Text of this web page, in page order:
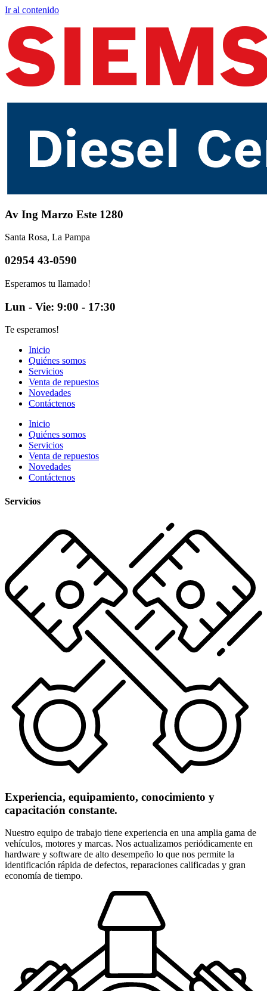
Ir al contenido
Av Ing Marzo Este 1280
Santa Rosa, La Pampa
02954 43-0590
Esperamos tu llamado!
Lun - Vie: 9:00 - 17:30
Te esperamos!
Inicio
Quiénes somos
Servicios
Venta de repuestos
Novedades
Contáctenos
Inicio
Quiénes somos
Servicios
Venta de repuestos
Novedades
Contáctenos
Servicios
Experiencia, equipamiento, conocimiento y
capacitación constante.
Nuestro equipo de trabajo tiene experiencia en una amplia gama de
vehículos, motores y marcas. Nos actualizamos periódicamente en
hardware y software de alto desempeño lo que nos permite la
identificación rápida de defectos, reparaciones calificadas y gran
economía de tiempo.